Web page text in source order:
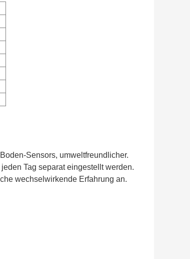
Sensors, umweltfreundlicher.
Tag separat eingestellt werden.
wechselwirkende Erfahrung an.